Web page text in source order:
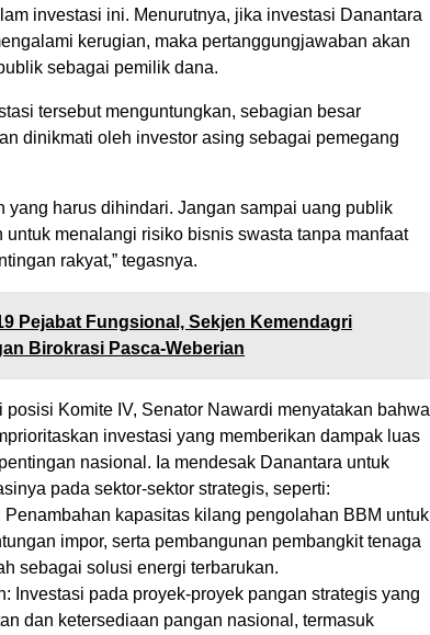
investasi ini. Menurutnya, jika investasi Danantara
kerugian, maka pertanggungjawaban akan
sebagai pemilik dana.
tersebut menguntungkan, sebagian besar
dinikmati oleh investor asing sebagai pemegang
yang harus dihindari. Jangan sampai uang publik
untuk menalangi risiko bisnis swasta tanpa manfaat
rakyat,” tegasnya.
Pejabat Fungsional, Sekjen Kemendagri
Birokrasi Pasca-Weberian
posisi Komite IV, Senator Nawardi menyatakan bahwa
investasi yang memberikan dampak luas
nasional. Ia mendesak Danantara untuk
pada sektor-sektor strategis, seperti:
Penambahan kapasitas kilang pengolahan BBM untuk
impor, serta pembangunan pembangkit tenaga
sebagai solusi energi terbarukan.
Investasi pada proyek-proyek pangan strategis yang
dan ketersediaan pangan nasional, termasuk